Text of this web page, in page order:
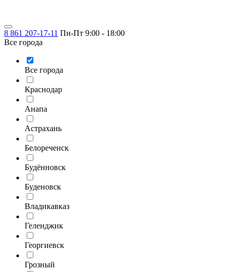
8 861 207-17-11 Пн-Пт 9:00 - 18:00
Все города
Все города
Краснодар
Анапа
Астрахань
Белореченск
Будённовск
Буденовск
Владикавказ
Геленджик
Георгиевск
Грозный